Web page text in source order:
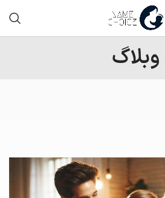
وبلاگ